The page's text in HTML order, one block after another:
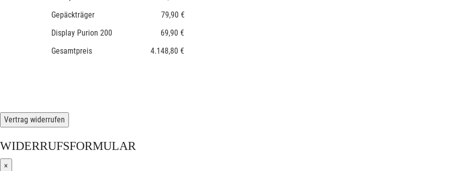
Gepäckträger 79,90 €
Display Purion 200 69,90 €
Gesamtpreis 4.148,80 €
Vertrag widerrufen
WIDERRUFSFORMULAR
×